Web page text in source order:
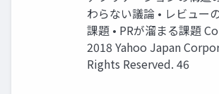
わらない議論 • レビュー
課題 • PRが溜まる課題
2018 Yahoo Japan
Rights Reserved. 46